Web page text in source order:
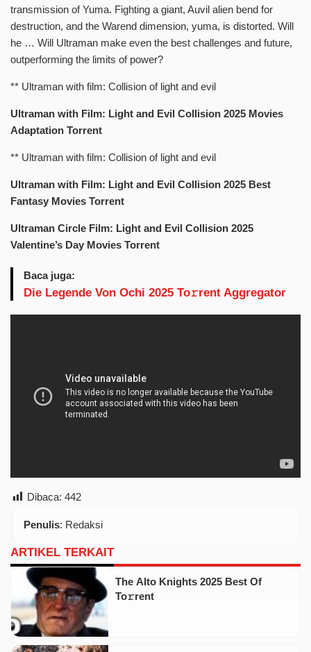
transmission of Yuma. Fighting a giant, Auvil alien bend for
destruction, and the Warend dimension, yuma, is distorted. Will
he … Will Ultraman make even the best challenges and future,
outperforming the limits of power?
** Ultraman with film: Collision of light and evil
Ultraman with Film: Light and Evil Collision 2025 Movies
Adaptation Torrent
** Ultraman with film: Collision of light and evil
Ultraman with Film: Light and Evil Collision 2025 Best
Fantasy Movies Torrent
Ultraman Circle Film: Light and Evil Collision 2025
Valentine’s Day Movies Torrent
Baca juga:
Die Legende Von Ochi 2025 To𝚛rent Aggregator
Dibaca: 442
Penulis: Redaksi
ARTIKEL TERKAIT
The Alto Knights 2025 Best Of
To𝚛rent